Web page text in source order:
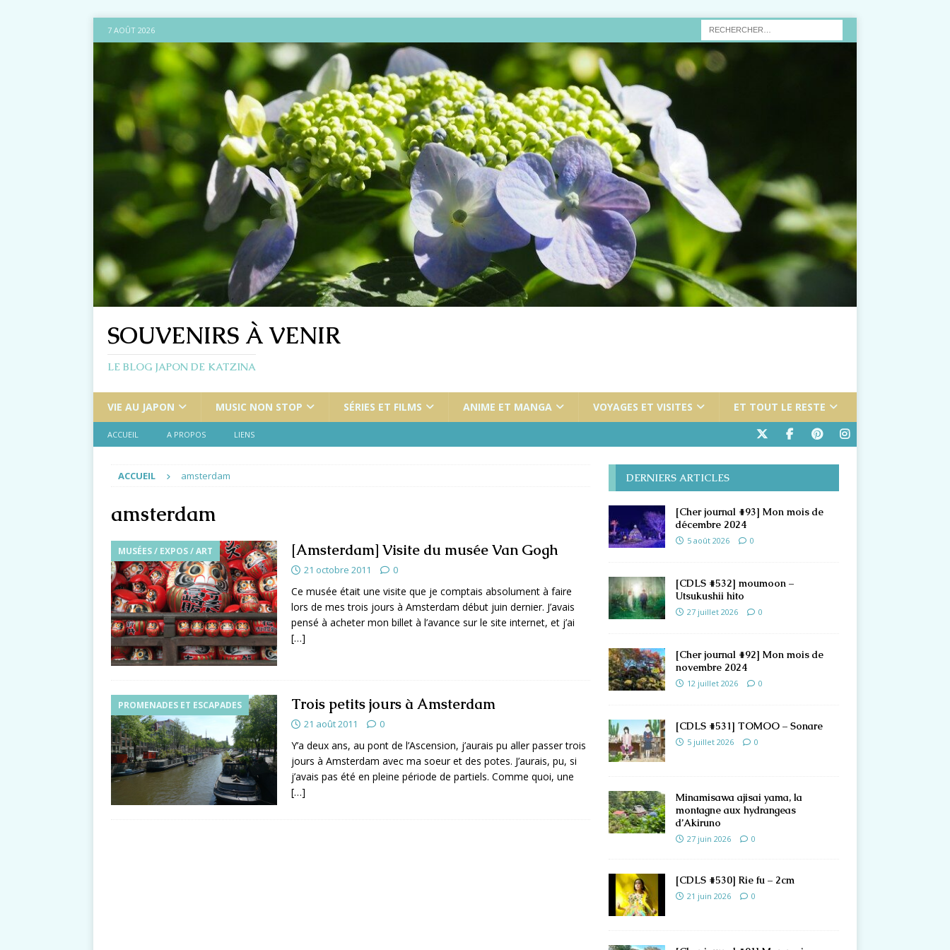
7 AOÛT 2026
SOUVENIRS À VENIR
LE BLOG JAPON DE KATZINA
VIE AU JAPON MUSIC NON STOP SÉRIES ET FILMS ANIME ET MANGA VOYAGES ET VISITES ET TOUT LE RESTE
ACCUEIL A PROPOS LIENS
ACCUEIL amsterdam
amsterdam
MUSÉES / EXPOS / ART [Amsterdam] Visite du musée Van Gogh
21 octobre 2011 0
Ce musée était une visite que je comptais absolument à faire
lors de mes trois jours à Amsterdam début juin dernier. J’avais
pensé à acheter mon billet à l’avance sur le site internet, et j’ai
[…]
PROMENADES ET ESCAPADES Trois petits jours à Amsterdam
21 août 2011 0
Y’a deux ans, au pont de l’Ascension, j’aurais pu aller passer trois
jours à Amsterdam avec ma soeur et des potes. J’aurais, pu, si
j’avais pas été en pleine période de partiels. Comme quoi, une
[…]
DERNIERS ARTICLES
[Cher journal #93] Mon mois de
décembre 2024
5 août 2026 0
[CDLS #532] moumoon –
Utsukushii hito
27 juillet 2026 0
[Cher journal #92] Mon mois de
novembre 2024
12 juillet 2026 0
[CDLS #531] TOMOO – Sonare
5 juillet 2026 0
Minamisawa ajisai yama, la
montagne aux hydrangeas
d’Akiruno
27 juin 2026 0
[CDLS #530] Rie fu – 2cm
21 juin 2026 0